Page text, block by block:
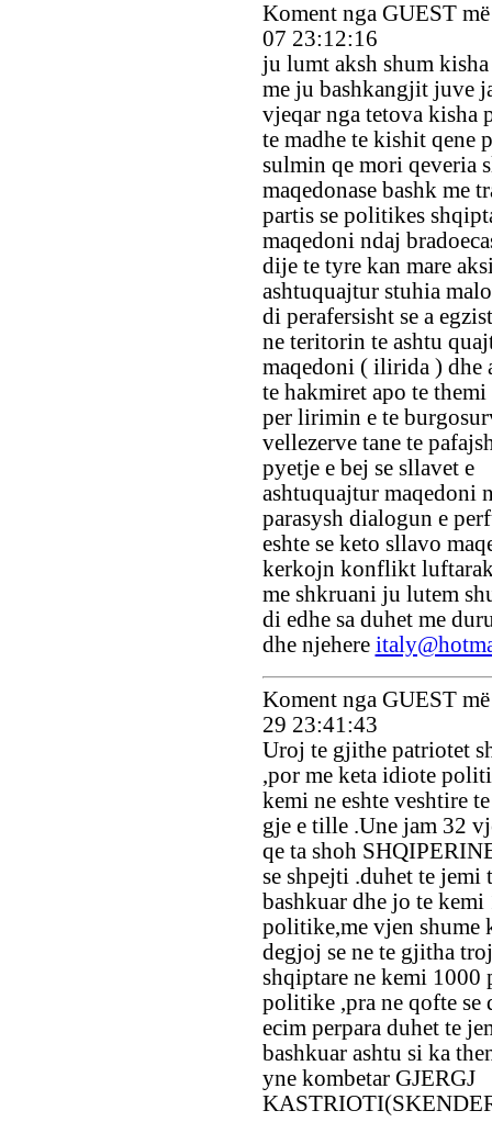
Koment nga GUEST
07 23:12:16
ju lumt aksh shum kisha
me ju bashkangjit juve
vjeqar nga tetova kisha
te madhe te kishit qene
sulmin qe mori qeveria
maqedonase bashk me
partis se politikes
maqedoni ndaj
dije te tyre kan mare
ashtuquajtur stuhia
di perafersisht se a
ne teritorin te ashtu
maqedoni ( ilirida ) dhe
te hakmiret apo te
per lirimin e te
vellezerve tane te
pyetje e bej se sllavet e
ashtuquajtur maqedoni
parasysh dialogun e
eshte se keto sllavo
kerkojn konflikt
me shkruani ju lutem
di edhe sa duhet me
dhe njehere
Koment nga GUEST
29 23:41:43
Uroj te gjithe patriotet
,por me keta idiote
kemi ne eshte veshtire
gje e tille .Une jam 32
qe ta shoh
se shpejti .duhet te jemi
bashkuar dhe jo te kemi
politike,me vjen shume
degjoj se ne te gjitha
shqiptare ne kemi 1000
politike ,pra ne qofte se
ecim perpara duhet te
bashkuar ashtu si ka
yne kombetar GJERGJ